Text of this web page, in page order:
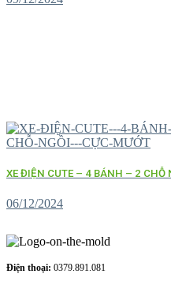
XE ĐIỆN CUTE – 4 BÁNH – 2 CHỖ
06/12/2024
Điện thoại: 0379.891.081